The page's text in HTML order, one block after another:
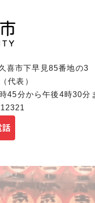
市下早見85番地の3
代表）
45分から午後4時30分